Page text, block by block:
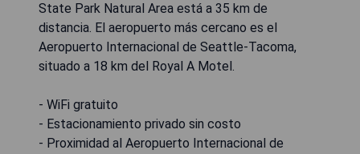
State Park Natural Area está a 35 km de
distancia. El aeropuerto más cercano es el
Aeropuerto Internacional de Seattle-Tacoma,
situado a 18 km del Royal A Motel.
- WiFi gratuito
- Estacionamiento privado sin costo
- Proximidad al Aeropuerto Internacional de